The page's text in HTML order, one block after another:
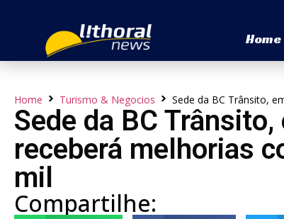
Home
Home Turismo & Negocios Sede da BC Trânsito,
Sede da BC
receberá melhorias
mil
Compartilhe: